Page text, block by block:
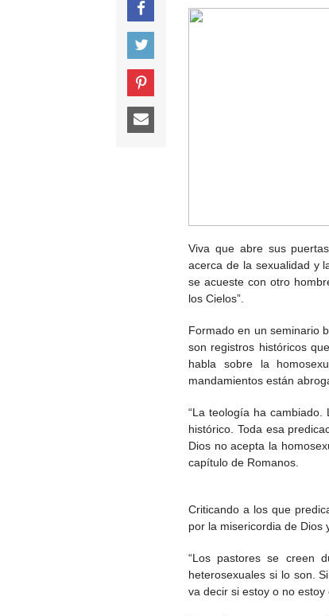
Viva que abre sus
acerca de la sexualidad y
se acueste con otro
los Cielos”.
Formado en un seminario
son registros históricos
habla sobre la
mandamientos están
“La teología ha
histórico. Toda esa
Dios no acepta la
capítulo de Romanos.
Criticando a los que
por la misericordia de Dios
“Los pastores se creen
heterosexuales si lo son.
va decir si estoy o no estoy